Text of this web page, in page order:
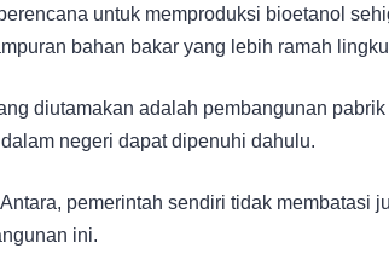
untuk memproduksi bioetanol
bahan bakar yang lebih ramah
diutamakan adalah pembangunan
negeri dapat dipenuhi dahulu.
pemerintah sendiri tidak membatasi
ini.